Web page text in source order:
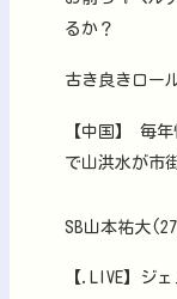
るか？
古き良きロー
【中国】 毎
で山洪水が市
SB山本祐大
【.LIVE】ジ